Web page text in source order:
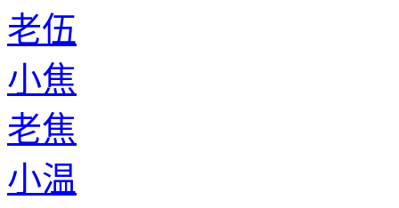
老伍
小焦
老焦
小温